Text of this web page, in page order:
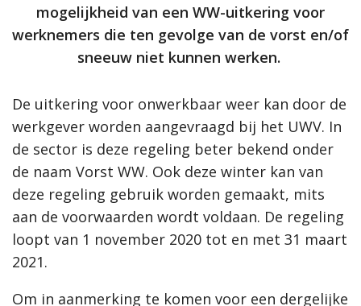
mogelijkheid van een WW-uitkering voor
werknemers die ten gevolge van de vorst en/of
sneeuw niet kunnen werken.
De uitkering voor onwerkbaar weer kan door de
werkgever worden aangevraagd bij het UWV. In
de sector is deze regeling beter bekend onder
de naam Vorst WW. Ook deze winter kan van
deze regeling gebruik worden gemaakt, mits
aan de voorwaarden wordt voldaan. De regeling
loopt van 1 november 2020 tot en met 31 maart
2021.
Om in aanmerking te komen voor een dergelijke